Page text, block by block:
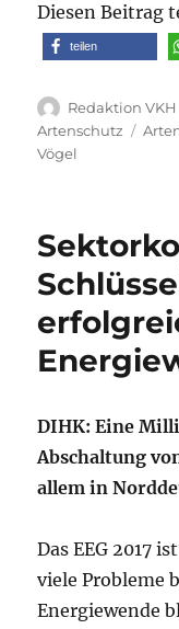
Diesen Beitrag
teilen
Autor
Redaktion VKH
Artenschutz
Vögel
DIHK: Eine
Abschaltung
allem in
Das EEG 2017
viele Probleme
Energiewende